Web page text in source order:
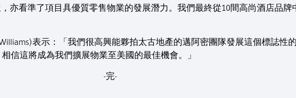
亦看準了項目具優質零售物業的發展潛力。我們最終從10間高尚酒店品牌
表示：「我們很高興能夥拍太古地產的邁阿密團隊發展這個標誌性
信這將成為我們擴展物業至美國的最佳機會。」
-完-